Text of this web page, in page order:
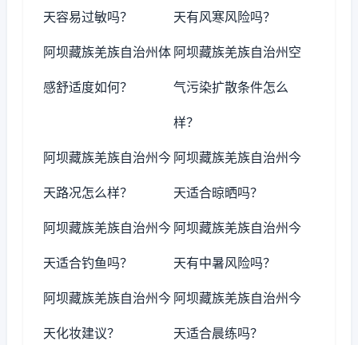
天容易过敏吗？ 天有风寒风险吗？
阿坝藏族羌族自治州体
感舒适度如何？
阿坝藏族羌族自治州空
气污染扩散条件怎么
样？
阿坝藏族羌族自治州今
天路况怎么样？
阿坝藏族羌族自治州今
天适合晾晒吗？
阿坝藏族羌族自治州今
天适合钓鱼吗？
阿坝藏族羌族自治州今
天有中暑风险吗？
阿坝藏族羌族自治州今
天化妆建议？
阿坝藏族羌族自治州今
天适合晨练吗？